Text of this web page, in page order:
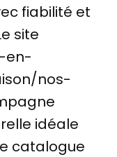
fiabilité et
site
en-
nos-
idéale
catalogue